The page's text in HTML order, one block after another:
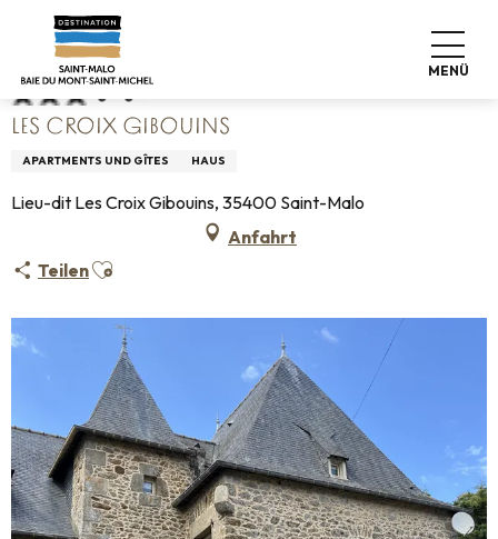
contenu
principal
MENÜ
Startseite
LES CROIX GIBOUINS
APARTMENTS UND GÎTES HAUS
Lieu-dit Les Croix Gibouins, 35400 Saint-Malo
Anfahrt
TeilenAjouter aux favoris